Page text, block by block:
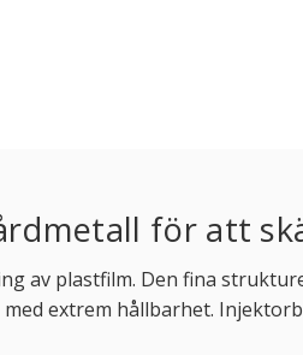
för att
av plastfilm. Den fina
extrem hållbarhet.